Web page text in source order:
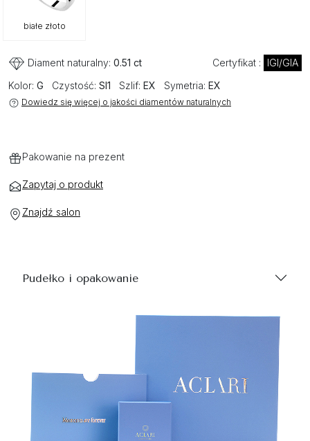
białe złoto
Diament naturalny: 0.51 ct Certyfikat :
IGI/GIA
Kolor: G Czystość: SI1 Szlif: EX Symetria: EX
Dowiedz się więcej o jakości diamentów naturalnych
Pakowanie na prezent
Zapytaj o produkt
Znajdź salon
Pudełko i opakowanie